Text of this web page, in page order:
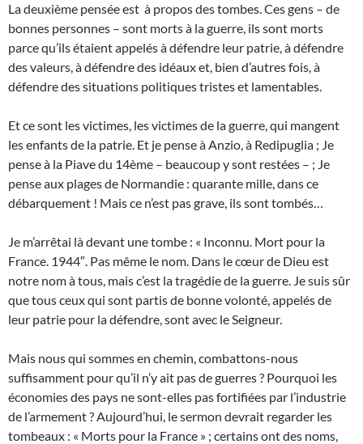
La deuxième pensée est à propos des tombes. Ces gens – de
bonnes personnes – sont morts à la guerre, ils sont morts
parce qu’ils étaient appelés à défendre leur patrie, à défendre
des valeurs, à défendre des idéaux et, bien d’autres fois, à
défendre des situations politiques tristes et lamentables.
Et ce sont les victimes, les victimes de la guerre, qui mangent
les enfants de la patrie. Et je pense à Anzio, à Redipuglia ; Je
pense à la Piave du 14ème – beaucoup y sont restées – ; Je
pense aux plages de Normandie : quarante mille, dans ce
débarquement ! Mais ce n’est pas grave, ils sont tombés…
Je m’arrêtai là devant une tombe : « Inconnu. Mort pour la
France. 1944″. Pas même le nom. Dans le cœur de Dieu est
notre nom à tous, mais c’est la tragédie de la guerre. Je suis sûr
que tous ceux qui sont partis de bonne volonté, appelés de
leur patrie pour la défendre, sont avec le Seigneur.
Mais nous qui sommes en chemin, combattons-nous
suffisamment pour qu’il n’y ait pas de guerres ? Pourquoi les
économies des pays ne sont-elles pas fortifiées par l’industrie
de l’armement ? Aujourd’hui, le sermon devrait regarder les
tombeaux : « Morts pour la France » ; certains ont des noms,